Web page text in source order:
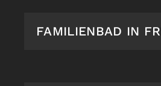
FAMILIENBAD IN